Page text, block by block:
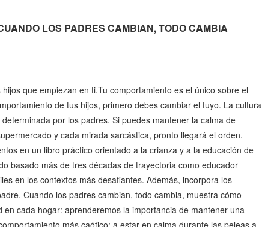
LOS PADRES CAMBIAN, TODO CAMBIA
que empiezan en ti.Tu comportamiento es el único sobre el
de tus hijos, primero debes cambiar el tuyo. La cultura
por los padres. Si puedes mantener la calma de
y cada mirada sarcástica, pronto llegará el orden.
en un libro práctico orientado a la crianza y a la educación de
basado más de tres décadas de trayectoria como educador
en los contextos más desafiantes. Además, incorpora los
Cuando los padres cambian, todo cambia, muestra cómo
cada hogar: aprenderemos la importancia de mantener una